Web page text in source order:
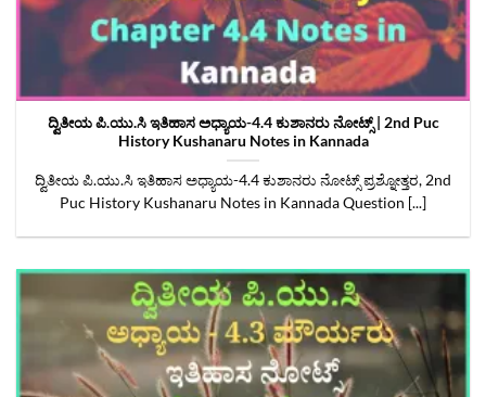
ದ್ವಿತೀಯ ಪಿ.ಯು.ಸಿ‌ ಇತಿಹಾಸ ಅಧ್ಯಾಯ-4.4 ಕುಶಾನರು ನೋಟ್ಸ್ | 2nd Puc
History Kushanaru Notes in Kannada
ದ್ವಿತೀಯ ಪಿ.ಯು.ಸಿ‌ ಇತಿಹಾಸ ಅಧ್ಯಾಯ-4.4 ಕುಶಾನರು ನೋಟ್ಸ್ ಪ್ರಶ್ನೋತ್ತರ, 2nd
Puc History Kushanaru Notes in Kannada Question [...]